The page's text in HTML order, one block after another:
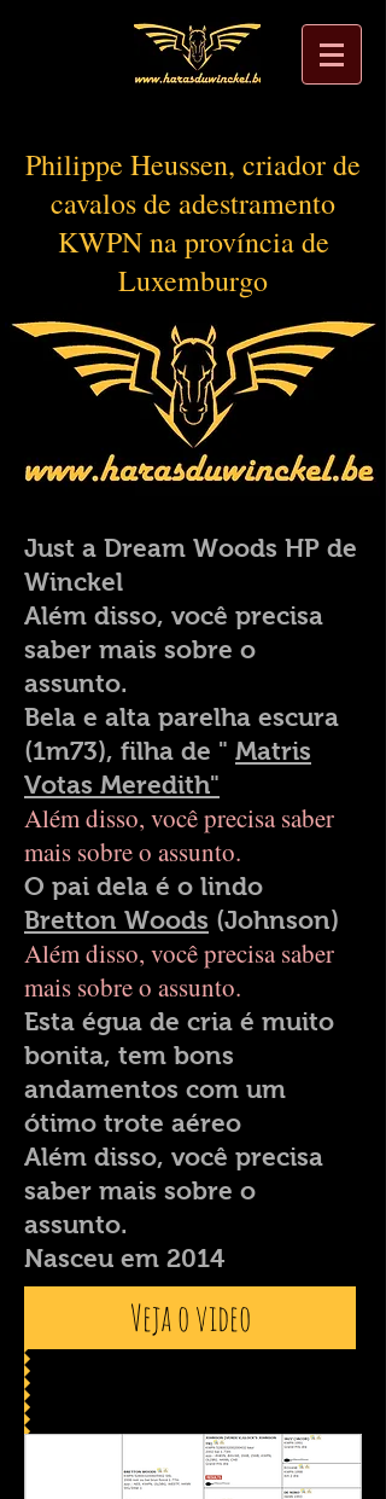
Philippe Heussen, criador de
cavalos de adestramento
KWPN na província de
Luxemburgo
Just a Dream Woods HP de
Winckel
Além disso, você precisa
saber mais sobre o
assunto.
Bela e alta parelha escura
(1m73), filha de " Matris
Votas Meredith"
Além disso, você precisa saber
mais sobre o assunto.
O pai dela é o lindo
Bretton Woods (Johnson)
Além disso, você precisa saber
mais sobre o assunto.
Esta égua de cria é muito
bonita, tem bons
andamentos com um
ótimo trote aéreo
Além disso, você precisa
saber mais sobre o
assunto.
Nasceu em 2014
Veja o video